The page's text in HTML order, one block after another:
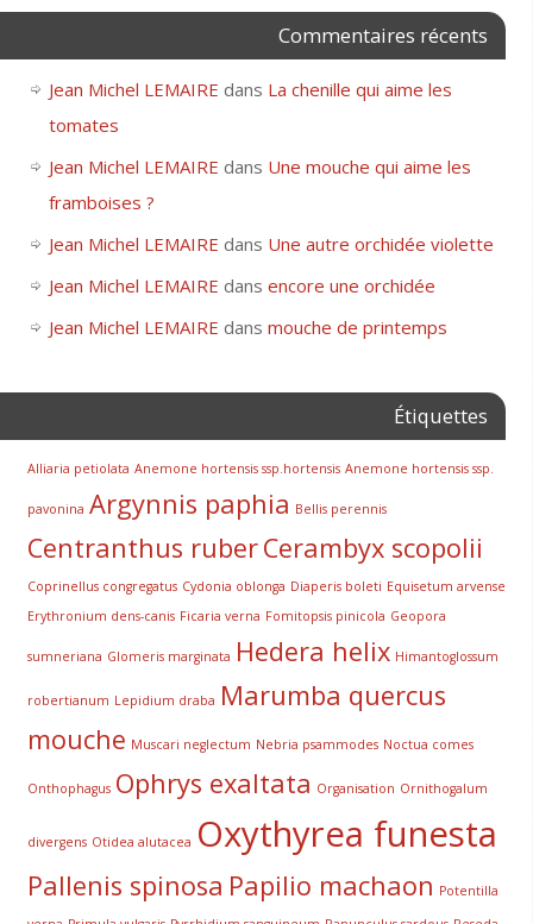
Commentaires récents
Jean Michel LEMAIRE dans La chenille qui aime les
tomates
Jean Michel LEMAIRE dans Une mouche qui aime les
framboises ?
Jean Michel LEMAIRE dans Une autre orchidée violette
Jean Michel LEMAIRE dans encore une orchidée
Jean Michel LEMAIRE dans mouche de printemps
Étiquettes
Alliaria petiolata Anemone hortensis ssp.hortensis Anemone hortensis ssp.
pavonina Argynnis paphia Bellis perennis
Centranthus ruberCerambyx scopolii
Coprinellus congregatus Cydonia oblonga Diaperis boleti Equisetum arvense
Erythronium dens-canis Ficaria verna Fomitopsis pinicola Geopora
sumneriana Glomeris marginata Hedera helix Himantoglossum
robertianum Lepidium draba Marumba quercus
mouche Muscari neglectum Nebria psammodes Noctua comes
Onthophagus Ophrys exaltata Organisation Ornithogalum
divergens Otidea alutacea Oxythyrea funesta
Pallenis spinosa Papilio machaon Potentilla